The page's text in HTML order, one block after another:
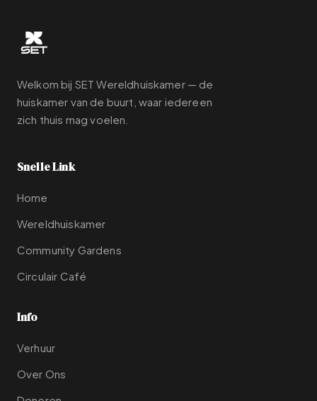
Welkom bij SET Wereldhuiskamer — de
huiskamer van de buurt, waar iedereen
zich thuis mag voelen.
Snelle Link
Home
Wereldhuiskamer
Community Gardens
Circulair Café
Info
Verhuur
Over Ons